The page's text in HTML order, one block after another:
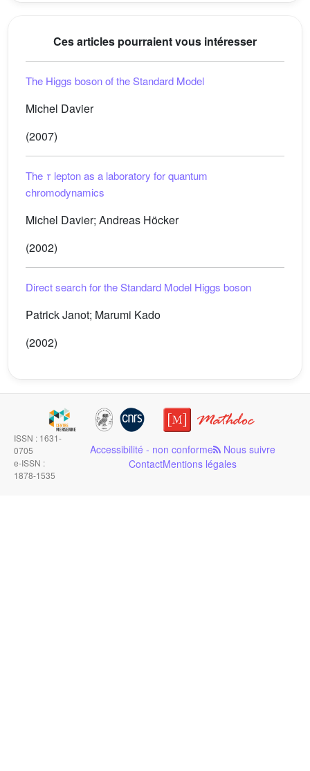
Ces articles pourraient vous intéresser
The Higgs boson of the Standard Model
Michel Davier
(2007)
The τ lepton as a laboratory for quantum
chromodynamics
Michel Davier; Andreas Höcker
(2002)
Direct search for the Standard Model Higgs boson
Patrick Janot; Marumi Kado
(2002)
ISSN : 1631-
0705
e-ISSN :
1878-1535
Accessibilité - non conforme Nous suivre
ContactMentions légales